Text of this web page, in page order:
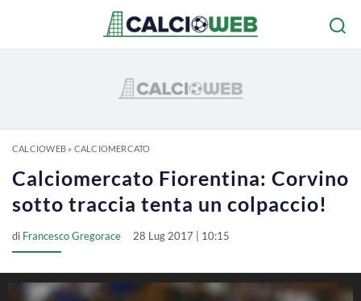
CALCIOWEB» CALCIOMERCATO
Calciomercato Fiorentina: Corvino
sotto traccia tenta un colpaccio!
di Francesco Gregorace 28 Lug 2017 | 10:15